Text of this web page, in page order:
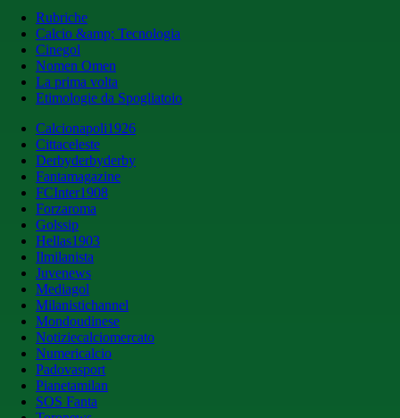
Rubriche
Calcio &amp; Tecnologia
Cinegol
Nomen Omen
La prima volta
Etimologie da Spogliatoio
Calcionapoli1926
Cittaceleste
Derbyderbyderby
Fantamagazine
FCInter1908
Forzaroma
Golssip
Hellas1903
Ilmilanista
Juvenews
Mediagol
Milanistichannel
Mondoudinese
Notiziecalciomercato
Numericalcio
Padovasport
Pianetamilan
SOS Fanta